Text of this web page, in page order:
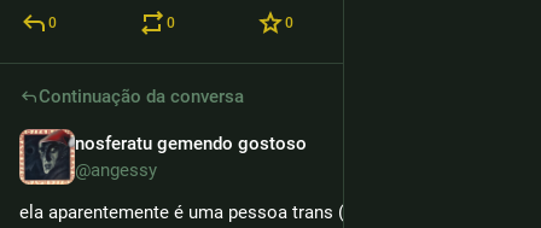
0 0 0
Continuação da conversa
nosferatu gemendo gostoso
@angessy
ela aparentemente é uma pessoa trans (???)